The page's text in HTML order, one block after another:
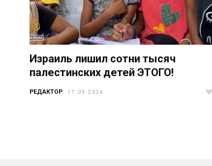
Израиль лишил сотни тысяч
палестинских детей ЭТОГО!
РЕДАКТОР 17.09.2024